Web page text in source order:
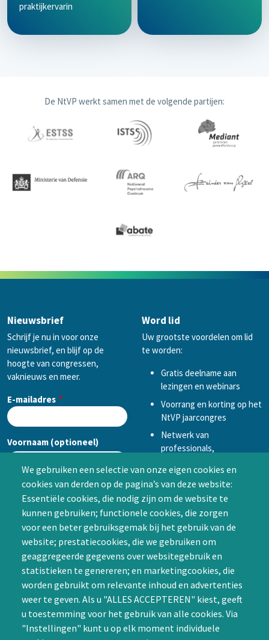
We gebruiken een selectie van onze eigen cookies en
cookies van derden op de pagina’s van deze website:
Essentiële cookies, die nodig zijn om de website te
kunnen gebruiken; functionele cookies, die zorgen
voor een beter gebruiksgemak bij het gebruik van de
website; prestatiecookies, die we gebruiken om
geaggregeerde gegevens over websitegebruik en
statistieken te genereren; en marketingcookies, die
worden gebruikt om relevante inhoud en advertenties
weer te geven. Als u "ALLES ACCEPTEREN" kiest, geeft
u toestemming voor het gebruik van alle cookies. Via
"Instellingen" kunt u op elk moment individuele
praktijkervarin
De NtVP werkt samen met de volgende partijen:
Nieuwsbrief
Schrijf je nu in voor onze
nieuwsbrief, en blijf op de
hoogte van congressen,
vaknieuws en meer.
E-mailadres
Voornaam (optioneel)
Achternaam (optioneel)
CAPTCHA
Word lid
Uw grootste voordelen om lid
te worden:
Gratis deelname aan
lezingen en webinars
Voorrang en korting op het
NtVP jaarcongres
Netwerk van
professionals,
samenwerken in een van
de Special Interest
Groepen (SIG’s) of zelf een
SIG initiëren
Word lid